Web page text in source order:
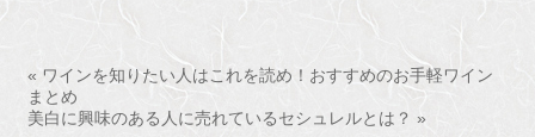
« ワインを知りたい人はこれを読め！おすすめのお手軽ワイン
まとめ
美白に興味のある人に売れているセシュレルとは？ »